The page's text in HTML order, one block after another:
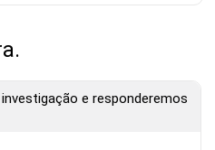
e responderemos